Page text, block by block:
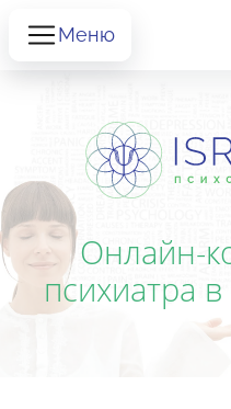
Меню
Онлайн-
психиатра